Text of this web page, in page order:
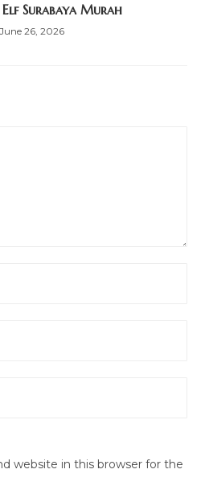
Elf Surabaya Murah
June 26, 2026
website in this browser for the